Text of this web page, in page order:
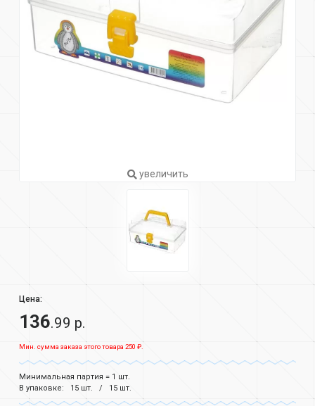
увеличить
Цена:
136.99 р.
Мин. сумма заказа этого товара 250 ₽.
Минимальная партия = 1 шт.
В упаковке:
15 шт. 15 шт.